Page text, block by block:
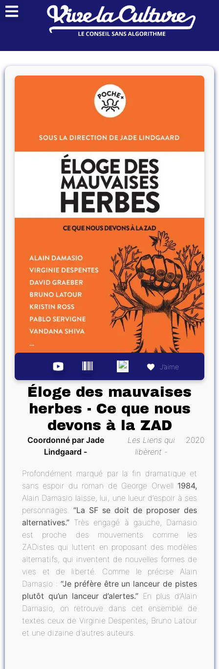
J’aime
Éloge des mauvaises
herbes - Ce que nous
devons à la ZAD
Coordonné par Jade
Lindgaard
Les Liens qui
libèrent
2020
Profondément marqué par la fin dramatique et
sans espoir du roman de George Orwell 1984,
Alain Damasio laisse, lui, une lueur d’espoir à ses
personnages. “La SF se doit de proposer des
alternatives.” Très engagé à gauche, Damasio
est proche des mouvements comme les
ZADistes qui luttent en proposant des modèles
alternatifs, qui inventent de nouvelles formes de
vies et de liberté. Comme le précise Alain
Damasio : “Je préfère être un lanceur de pistes
plutôt qu’un lanceur d’alertes.” En plus d’Alain
Damasio, on retrouve dans cet ensemble de
textes ceux de Virginie Despentes, Bruno Latour
et une dizaine d’autres auteurs.